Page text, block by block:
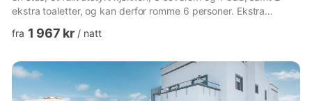
ekstra toaletter, og kan derfor romme 6 personer. Ekstra
videosamtaler), TV, klimaanlegg, vaskemaskin og spillkonsoll.
overbygd terrasse, 3 balkonger, en grill og en utendørsdusj.
Eiendommen har tilgang til et felles uteområde som inkludere...
fra 1 967 kr / natt